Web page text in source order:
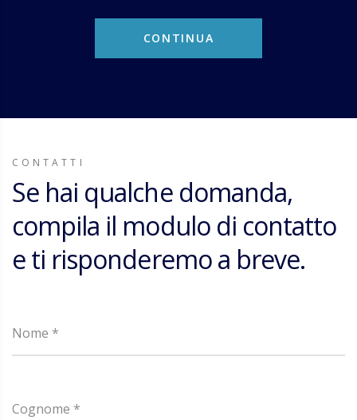
CONTINUA
CONTATTI
Se hai qualche domanda,
compila il modulo di contatto
e ti risponderemo a breve.
Nome *
Cognome *